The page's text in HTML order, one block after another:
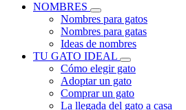
NOMBRES
Nombres para gatos
Nombres para gatas
Ideas de nombres
TU GATO IDEAL
Cómo elegir gato
Adoptar un gato
Comprar un gato
La llegada del gato a casa